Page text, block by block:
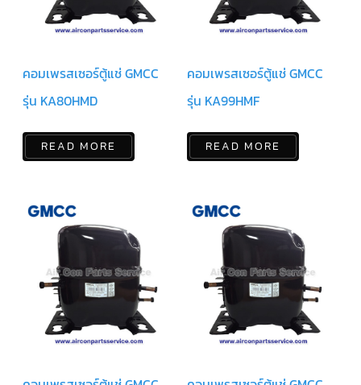
ไร้
สาย
ยิง
รีโมท
แอร์
ม
เท
อร์
ชุด
คอนโทรล
แอร์
TRANE
รีโมท
แบบ
มี
สาย
คอมเพรสเซอร์ตู้แช่ GMCC
รุ่น KA80HMD
READ MORE
คอมเพรสเซอร์ตู้แช่ GMCC
รุ่น KA99HMF
READ MORE